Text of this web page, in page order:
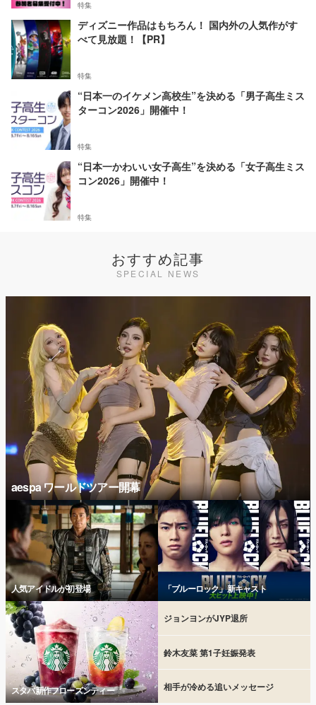
特集
ディズニー作品はもちろん！ 国内外の人気作がす
べて見放題！【PR】
特集
“日本一のイケメン高校生”を決める「男子高生ミス
ターコン2026」開催中！
特集
“日本一かわいい女子高生”を決める「女子高生ミス
コン2026」開催中！
特集
おすすめ記事
SPECIAL NEWS
aespa ワールドツアー開幕
人気アイドルが初登場 「ブルーロック」新キャスト
スタバ新作フローズンティー
ジョンヨンがJYP退所
鈴木友菜 第1子妊娠発表
相手が冷める追いメッセージ